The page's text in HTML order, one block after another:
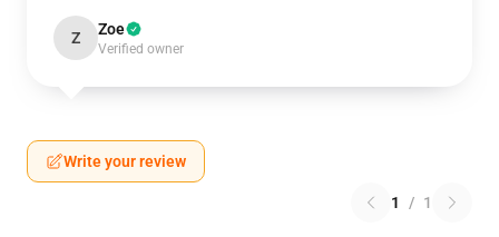
Z Zoe
Verified owner
Write your review
1 / 1